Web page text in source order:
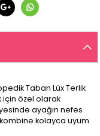
Taban Lüx Terlik
için özel olarak
ayağın nefes
kolayca uyum